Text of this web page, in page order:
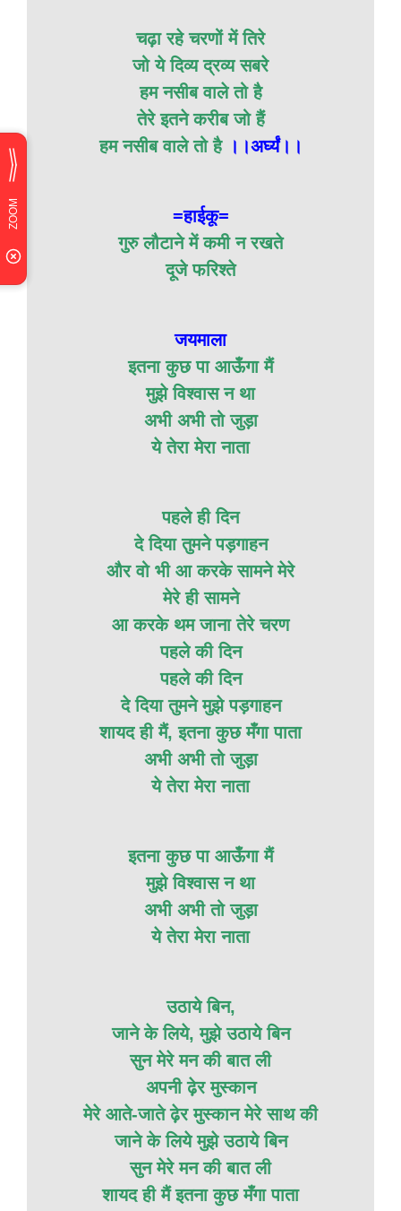
चढ़ा रहे चरणों में तिरे
जो ये दिव्य द्रव्य सबरे
हम नसीब वाले तो है
तेरे इतने करीब जो हैं
हम नसीब वाले तो है ।।अर्घ्यं।।
=हाईकू=
गुरु लौटाने में कमी न रखते
दूजे फरिश्ते
जयमाला
इतना कुछ पा आऊँगा मैं
मुझे विश्वास न था
अभी अभी तो जुड़ा
ये तेरा मेरा नाता
पहले ही दिन
दे दिया तुमने पड़गाहन
और वो भी आ करके सामने मेरे
मेरे ही सामने
आ करके थम जाना तेरे चरण
पहले की दिन
पहले की दिन
दे दिया तुमने मुझे पड़गाहन
शायद ही मैं, इतना कुछ मँगा पाता
अभी अभी तो जुड़ा
ये तेरा मेरा नाता
इतना कुछ पा आऊँगा मैं
मुझे विश्वास न था
अभी अभी तो जुड़ा
ये तेरा मेरा नाता
उठाये बिन,
जाने के लिये, मुझे उठाये बिन
सुन मेरे मन की बात ली
अपनी ढ़ेर मुस्कान
मेरे आते-जाते ढ़ेर मुस्कान मेरे साथ की
जाने के लिये मुझे उठाये बिन
सुन मेरे मन की बात ली
शायद ही मैं इतना कुछ मँगा पाता